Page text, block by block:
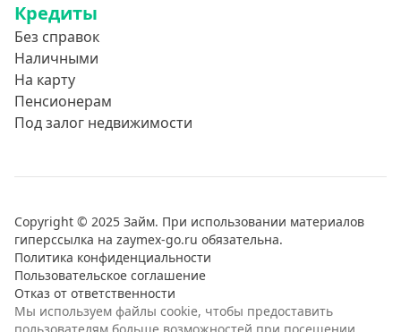
Кредиты
Без справок
Наличными
На карту
Пенсионерам
Под залог недвижимости
Copyright © 2025 Займ. При использовании материалов
гиперссылка на zaymex-go.ru обязательна.
Политика конфиденциальности
Пользовательское соглашение
Отказ от ответственности
Мы используем файлы cookie, чтобы предоставить